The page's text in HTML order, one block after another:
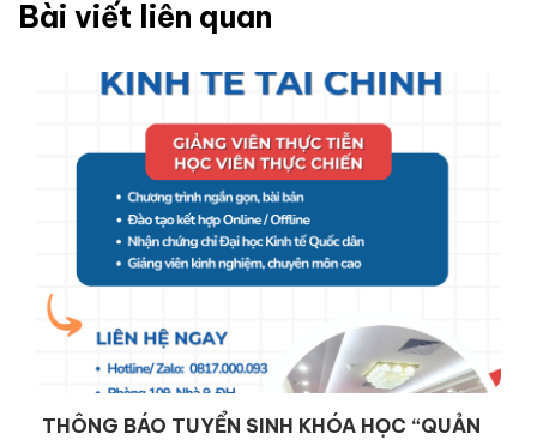
Bài viết liên quan
THÔNG BÁO TUYỂN SINH KHÓA HỌC “QUẢN